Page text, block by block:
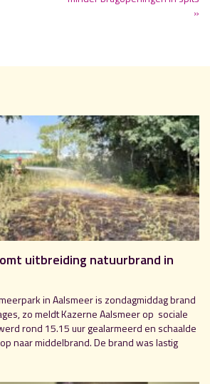
»
uitbreiding natuurbrand in
in Aalsmeer is zondagmiddag brand
zo meldt Kazerne Aalsmeer op sociale
rond 15.15 uur gealarmeerd en schaalde
naar middelbrand. De brand was lastig